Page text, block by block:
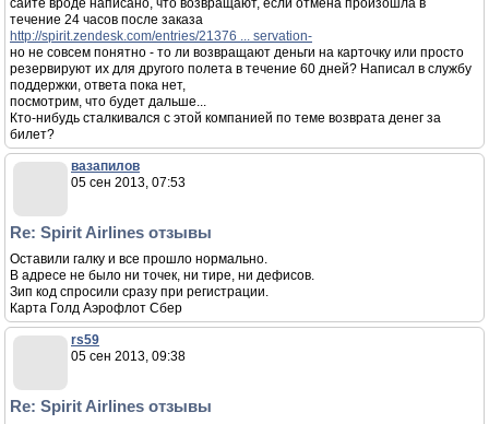
сайте вроде написано, что возвращают, если отмена произошла в
течение 24 часов после заказа
http://spirit.zendesk.com/entries/21376 ... servation-
но не совсем понятно - то ли возвращают деньги на карточку или просто
резервируют их для другого полета в течение 60 дней? Написал в службу
поддержки, ответа пока нет,
посмотрим, что будет дальше...
Кто-нибудь сталкивался с этой компанией по теме возврата денег за
билет?
вазапилов
05 сен 2013, 07:53
Re: Spirit Airlines отзывы
Оставили галку и все прошло нормально.
В адресе не было ни точек, ни тире, ни дефисов.
Зип код спросили сразу при регистрации.
Карта Голд Аэрофлот Сбер
rs59
05 сен 2013, 09:38
Re: Spirit Airlines отзывы